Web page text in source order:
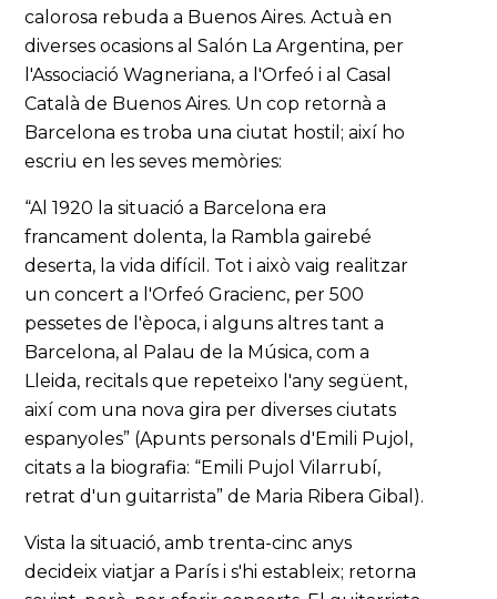
calorosa rebuda a Buenos Aires. Actuà en
diverses ocasions al Salón La Argentina, per
l'Associació Wagneriana, a l'Orfeó i al Casal
Català de Buenos Aires. Un cop retornà a
Barcelona es troba una ciutat hostil; així ho
escriu en les seves memòries:
“Al 1920 la situació a Barcelona era
francament dolenta, la Rambla gairebé
deserta, la vida difícil. Tot i això vaig realitzar
un concert a l'Orfeó Gracienc, per 500
pessetes de l'època, i alguns altres tant a
Barcelona, al Palau de la Música, com a
Lleida, recitals que repeteixo l'any següent,
així com una nova gira per diverses ciutats
espanyoles” (Apunts personals d'Emili Pujol,
citats a la biografia: “Emili Pujol Vilarrubí,
retrat d'un guitarrista” de Maria Ribera Gibal).
Vista la situació, amb trenta-cinc anys
decideix viatjar a París i s'hi estableix; retorna